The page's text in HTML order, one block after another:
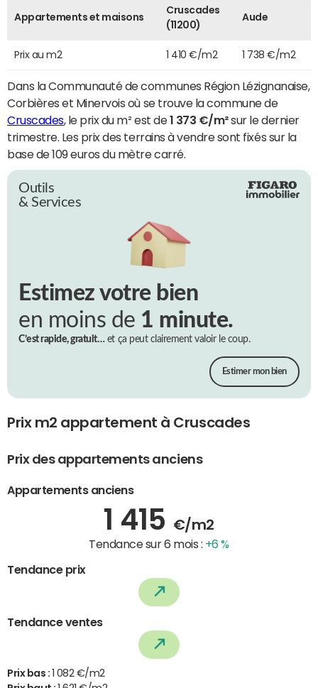
Appartements et maisons
Cruscades
(11200)
Aude
Prix au m2 1 410 €/m2 1 738 €/m2
Dans la Communauté de communes Région Lézignanaise,
Corbières et Minervois où se trouve la commune de
Cruscades, le prix du m² est de1 373 €/m²sur le dernier
trimestre. Les prix des terrains à vendre sont fixés sur la
base de 109 euros du mètre carré.
Outils
& Services
Estimez votre bien
en moins de 1 minute.
C’est rapide, gratuit…et ça peut clairement valoir le coup.
Estimer mon bien
Prix m2 appartement à Cruscades
Prix des appartements anciens
Appartements anciens
1 415 €/m2
Tendance sur 6 mois : +6 %
Tendance prix
Tendance ventes
Prix bas : 1 082 €/m2